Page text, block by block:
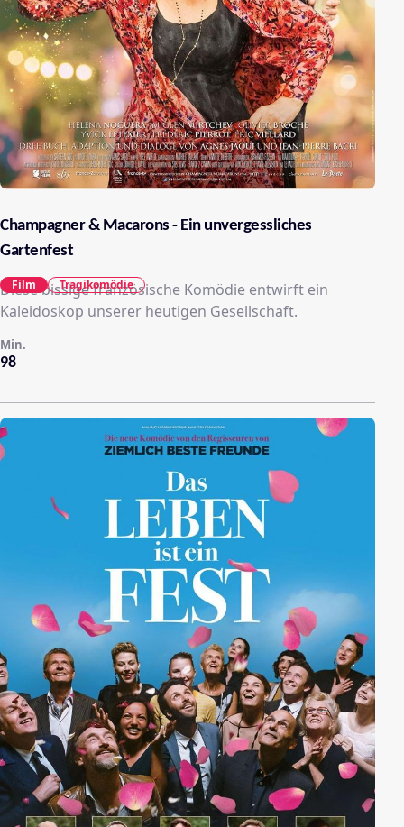
Champagner & Macarons - Ein unvergessliches
Gartenfest
Diese bissige französische Komödie entwirft ein
Kaleidoskop unserer heutigen Gesellschaft.
98
Min.
Film Tragikomödie